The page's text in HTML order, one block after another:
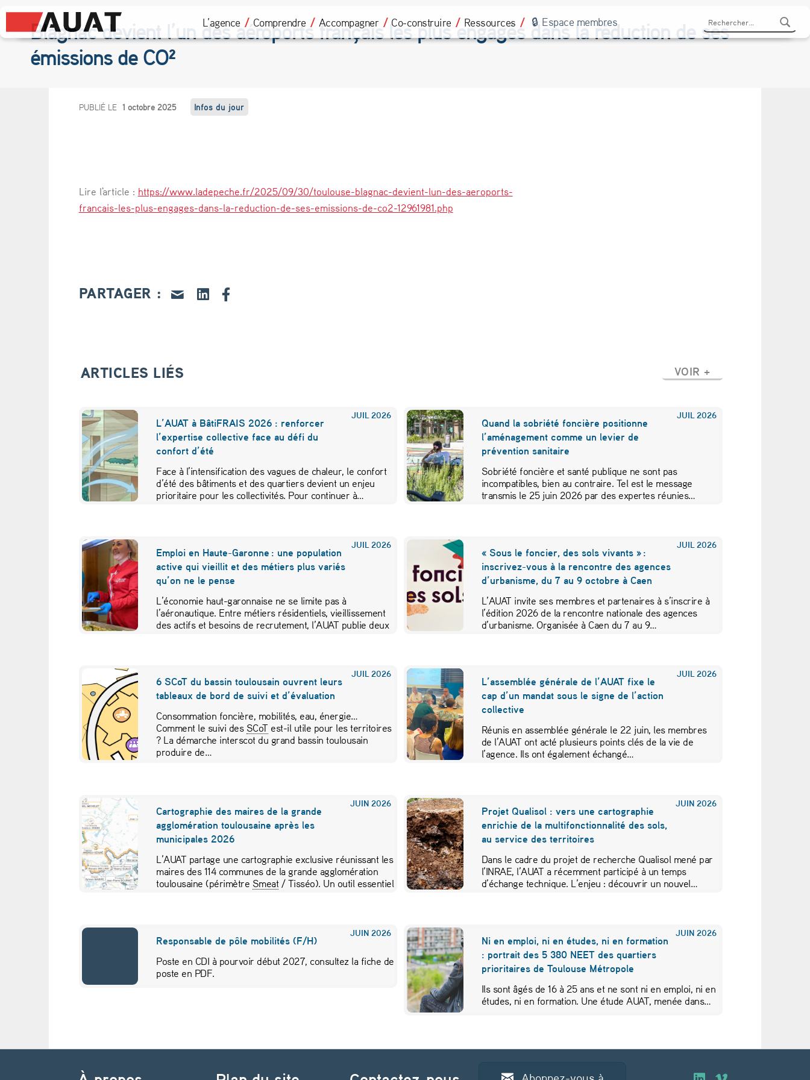
L’agence Comprendre Accompagner Co-construire Ressources Espace membres
Blagnac devient l’un des aéroports français les plus engagés dans la réduction de ses
émissions de CO²
B
g
n
d
i
n
t
l
’
n
d
e
s
é
r
o
p
r
t
s
f
a
ç
i
s
PUBLIÉ LE 1 octobre 2025 Infos du jour
Lire l'article : https://www.ladepeche.fr/2025/09/30/toulouse-blagnac-devient-lun-des-aeroports-
francais-les-plus-engages-dans-la-reduction-de-ses-emissions-de-co2-12961981.php
PARTAGER :
ARTICLES LIÉS VOIR +
JUIL 2026
L’AUAT à BâtiFRAIS 2026 : renforcer
l’expertise collective face au défi du
confort d’été
Face à l’intensification des vagues de chaleur, le confort
d’été des bâtiments et des quartiers devient un enjeu
prioritaire pour les collectivités. Pour continuer à…
JUIL 2026
Quand la sobriété foncière positionne
l’aménagement comme un levier de
prévention sanitaire
Sobriété foncière et santé publique ne sont pas
incompatibles, bien au contraire. Tel est le message
transmis le 25 juin 2026 par des expertes réunies…
JUIL 2026
Emploi en Haute-Garonne : une population
active qui vieillit et des métiers plus variés
qu’on ne le pense
L’économie haut-garonnaise ne se limite pas à
l’aéronautique. Entre métiers résidentiels, vieillissement
des actifs et besoins de recrutement, l’AUAT publie deux
JUIL 2026
« Sous le foncier, des sols vivants » :
inscrivez-vous à la rencontre des agences
d’urbanisme, du 7 au 9 octobre à Caen
L’AUAT invite ses membres et partenaires à s’inscrire à
l’édition 2026 de la rencontre nationale des agences
d’urbanisme. Organisée à Caen du 7 au 9…
JUIL 2026
6 SCoT du bassin toulousain ouvrent leurs
tableaux de bord de suivi et d’évaluation
Consommation foncière, mobilités, eau, énergie…
Comment le suivi des SCoT est-il utile pour les territoires
? La démarche interscot du grand bassin toulousain
produire de…
JUIL 2026
L’assemblée générale de l’AUAT fixe le
cap d’un mandat sous le signe de l’action
collective
Réunis en assemblée générale le 22 juin, les membres
de l’AUAT ont acté plusieurs points clés de la vie de
l’agence. Ils ont également échangé…
JUIN 2026
Cartographie des maires de la grande
agglomération toulousaine après les
municipales 2026
L’AUAT partage une cartographie exclusive réunissant les
maires des 114 communes de la grande agglomération
toulousaine (périmètre Smeat/ Tisséo). Un outil essentiel
JUIN 2026
Projet Qualisol : vers une cartographie
enrichie de la multifonctionnalité des sols,
au service des territoires
Dans le cadre du projet de recherche Qualisol mené par
l’INRAE, l’AUAT a récemment participé à un temps
d’échange technique. L’enjeu : découvrir un nouvel…
JUIN 2026
Responsable de pôle mobilités (F/H)
Poste en CDI à pourvoir début 2027, consultez la fiche de
poste en PDF.
JUIN 2026
Ni en emploi, ni en études, ni en formation
: portrait des 5 380 NEET des quartiers
prioritaires de Toulouse Métropole
Ils sont âgés de 16 à 25 ans et ne sont ni en emploi, ni en
études, ni en formation. Une étude AUAT, menée dans…
Navigation de l’article